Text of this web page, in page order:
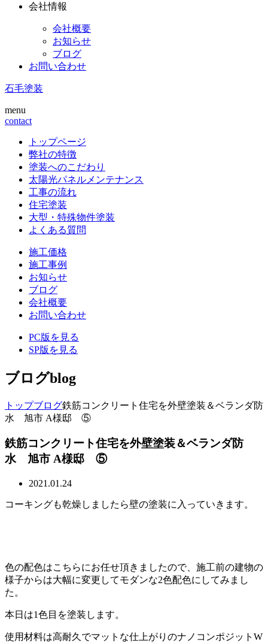
会社情報
会社概要
お知らせ
ブログ
お問い合わせ
石毛塗装
menu
contact
トップページ
弊社の特徴
塗装へのこだわり
太陽光パネルメンテナンス
工事の流れ
住宅塗装
大型・特殊物件塗装
よくある質問
施工価格
施工事例
お知らせ
ブログ
会社概要
お問い合わせ
PC版を見る
SP版を見る
ブログblog
トップブログ鉄筋コンクリート住宅を外壁塗装＆ベランダ防
水 旭市 A様邸 ⑤
鉄筋コンクリート住宅を外壁塗装＆ベランダ防
水 旭市 A様邸 ⑤
2021.01.24
コーキングも乾燥しましたら壁の塗装に入っていきます。
色の配色はこちらにお任せ頂きましたので、施工前の建物の
様子からは大幅に変更してモダンな2色配色にしてみまし
た。
本日は1色目を塗装します。
使用材料は高耐久でマットな仕上がりのナノコンポジットW